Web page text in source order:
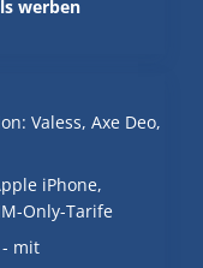
werben
Valess, Axe Deo,
iPhone,
Only-Tarife
mit